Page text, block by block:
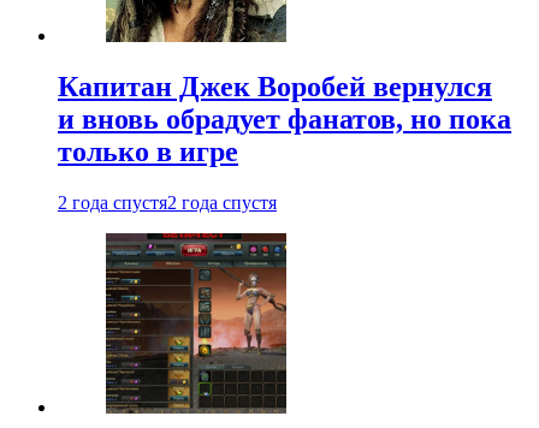
Капитан Джек Воробей вернулся
и вновь обрадует фанатов, но пока
только в игре
2 года спустя2 года спустя